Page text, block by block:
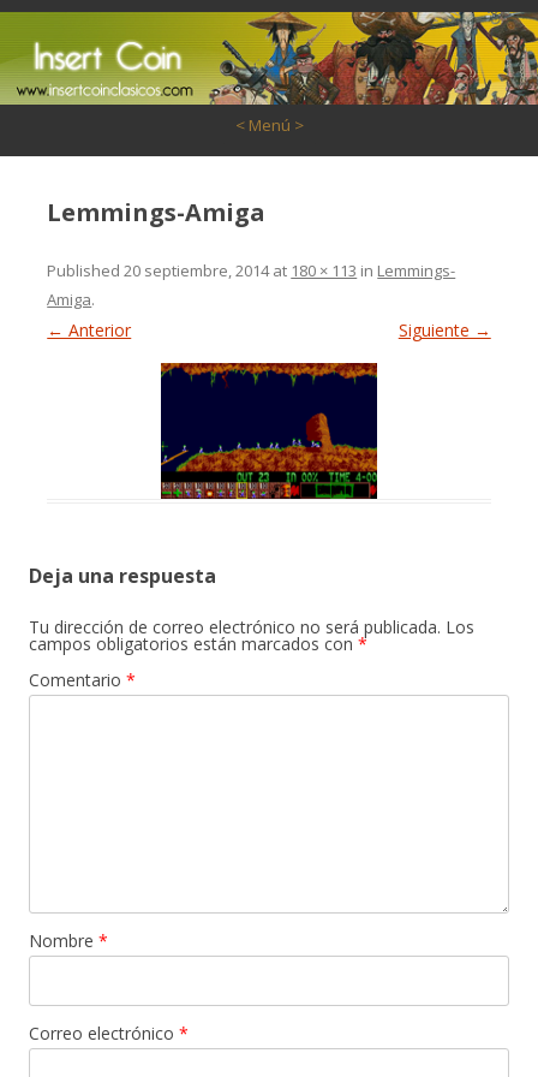
< Menú >
Lemmings-Amiga
Published20 septiembre, 2014at 180 × 113 in Lemmings-
Amiga.
← Anterior Siguiente →
Deja una respuesta
Tu dirección de correo electrónico no será publicada. Los
campos obligatorios están marcados con *
Comentario *
Nombre *
Correo electrónico *